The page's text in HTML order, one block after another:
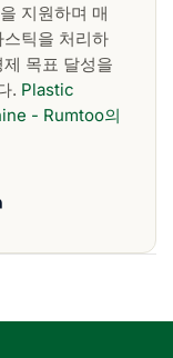
지원하며 매
틱을 처리하
목표 달성을
. Plastic
- Rumtoo의